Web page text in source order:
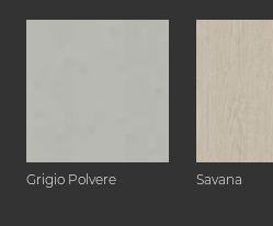
Grigio Polvere Savana